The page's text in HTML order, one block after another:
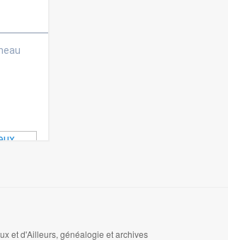
et d'Ailleurs, généalogie et archives